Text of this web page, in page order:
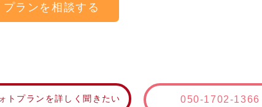
プランを相談する
トプランを詳しく聞きたい 050-1702-1366